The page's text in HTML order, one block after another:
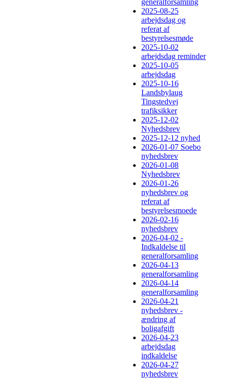
2025-08-25
arbejdsdag og
referat af
bestyrelsesmøde
2025-10-02
arbejdsdag reminder
2025-10-05
arbejdsdag
2025-10-16
Landsbylaug
Tingstedvej
trafiksikker
2025-12-02
Nyhedsbrev
2025-12-12 nyhed
2026-01-07 Soebo
nyhedsbrev
2026-01-08
Nyhedsbrev
2026-01-26
nyhedsbrev og
referat af
bestyrelsesmoede
2026-02-16
nyhedsbrev
2026-04-02 -
Indkaldelse til
generalforsamling
2026-04-13
generalforsamling
2026-04-14
generalforsamling
2026-04-21
nyhedsbrev -
ændring af
boligafgift
2026-04-23
arbejdsdag
indkaldelse
2026-04-27
nyhedsbrev